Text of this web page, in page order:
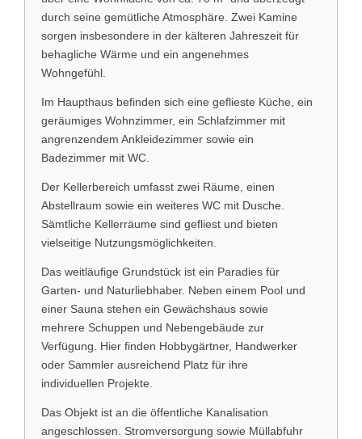
durch seine gemütliche Atmosphäre. Zwei Kamine
sorgen insbesondere in der kälteren Jahreszeit für
behagliche Wärme und ein angenehmes
Wohngefühl.
Im Haupthaus befinden sich eine geflieste Küche, ein
geräumiges Wohnzimmer, ein Schlafzimmer mit
angrenzendem Ankleidezimmer sowie ein
Badezimmer mit WC.
Der Kellerbereich umfasst zwei Räume, einen
Abstellraum sowie ein weiteres WC mit Dusche.
Sämtliche Kellerräume sind gefliest und bieten
vielseitige Nutzungsmöglichkeiten.
Das weitläufige Grundstück ist ein Paradies für
Garten- und Naturliebhaber. Neben einem Pool und
einer Sauna stehen ein Gewächshaus sowie
mehrere Schuppen und Nebengebäude zur
Verfügung. Hier finden Hobbygärtner, Handwerker
oder Sammler ausreichend Platz für ihre
individuellen Projekte.
Das Objekt ist an die öffentliche Kanalisation
angeschlossen. Stromversorgung sowie Müllabfuhr